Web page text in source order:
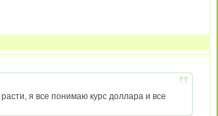
я все понимаю курс доллара и все